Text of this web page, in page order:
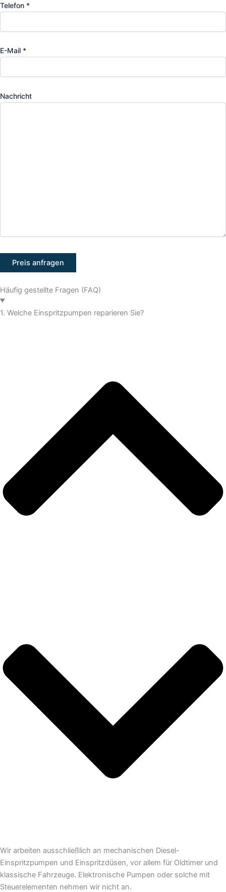
Telefon *
E-Mail *
Nachricht
Häufig gestellte Fragen (FAQ)
1. Welche Einspritzpumpen reparieren Sie?
Wir arbeiten ausschließlich an mechanischen Diesel-
Einspritzpumpen und Einspritzdüsen, vor allem für Oldtimer und
klassische Fahrzeuge. Elektronische Pumpen oder solche mit
Steuerelementen nehmen wir nicht an.